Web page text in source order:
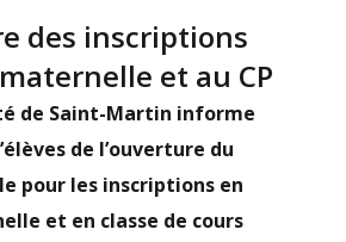
des inscriptions
et au CP
de Saint-Martin informe
de l’ouverture du
pour les inscriptions en
et en classe de cours